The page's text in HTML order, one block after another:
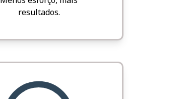
resultados.